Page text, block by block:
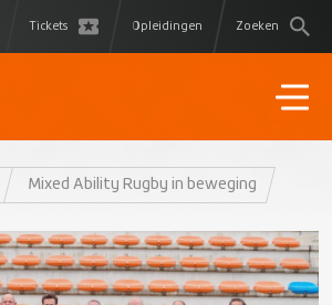
Tickets Opleidingen Zoeken
Mixed Ability Rugby in beweging